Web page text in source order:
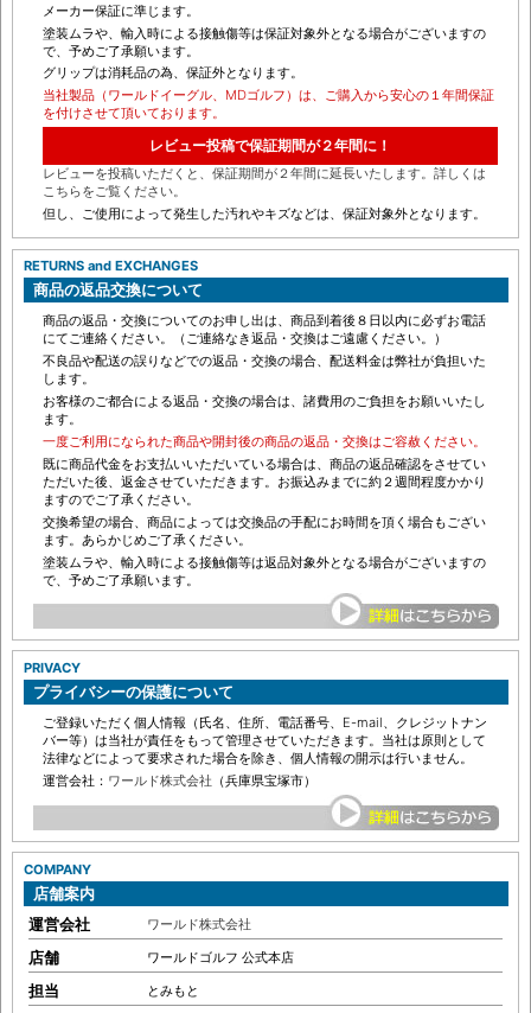
メーカー保証に準じます。
塗装ムラや、輸入時による接触傷等は保証対象外となる場合がございますの
で、予めご了承願います。
グリップは消耗品の為、保証外となります。
当社製品（ワールドイーグル、MDゴルフ）は、ご購入から安心の１年間保証
を付けさせて頂いております。
レビュー投稿で保証期間が２年間に！
レビューを投稿いただくと、保証期間が２年間に延長いたします。詳しくは
こちらをご覧ください。
但し、ご使用によって発生した汚れやキズなどは、保証対象外となります。
RETURNS and EXCHANGES
商品の返品交換について
商品の返品・交換についてのお申し出は、商品到着後８日以内に必ずお電話
にてご連絡ください。（ご連絡なき返品・交換はご遠慮ください。）
不良品や配送の誤りなどでの返品・交換の場合、配送料金は弊社が負担いた
します。
お客様のご都合による返品・交換の場合は、諸費用のご負担をお願いいたし
ます。
一度ご利用になられた商品や開封後の商品の返品・交換はご容赦ください。
既に商品代金をお支払いいただいている場合は、商品の返品確認をさせてい
ただいた後、返金させていただきます。お振込みまでに約２週間程度かかり
ますのでご了承ください。
交換希望の場合、商品によっては交換品の手配にお時間を頂く場合もござい
ます。あらかじめご了承ください。
塗装ムラや、輸入時による接触傷等は返品対象外となる場合がございますの
で、予めご了承願います。
PRIVACY
プライバシーの保護について
ご登録いただく個人情報（氏名、住所、電話番号、E-mail、クレジットナン
バー等）は当社が責任をもって管理させていただきます。当社は原則として
法律などによって要求された場合を除き、個人情報の開示は行いません。
運営会社： ワールド株式会社 （兵庫県宝塚市）
COMPANY
店舗案内
運営会社
ワールド株式会社
店舗 ワールドゴルフ 公式本店
担当 とみもと